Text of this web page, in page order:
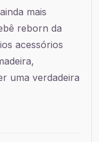
mais
reborn da
acessórios
uma verdadeira